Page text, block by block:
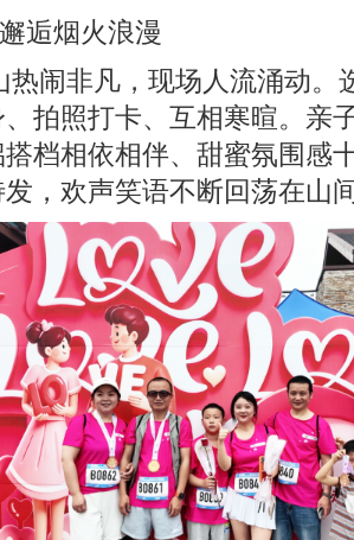
逅烟火浪漫
热闹非凡，现场人流涌动。
拍照打卡、互相寒暄。亲
档相依相伴、甜蜜氛围感
，欢声笑语不断回荡在山